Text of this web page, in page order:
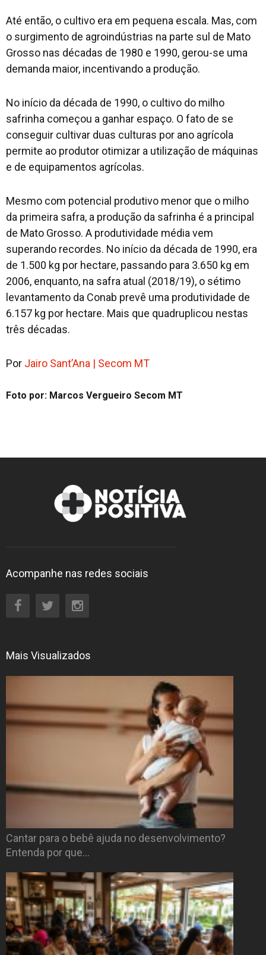
Até então, o cultivo era em pequena escala. Mas, com
o surgimento de agroindústrias na parte sul de Mato
Grosso nas décadas de 1980 e 1990, gerou-se uma
demanda maior, incentivando a produção.
No início da década de 1990, o cultivo do milho
safrinha começou a ganhar espaço. O fato de se
conseguir cultivar duas culturas por ano agrícola
permite ao produtor otimizar a utilização de máquinas
e de equipamentos agrícolas.
Mesmo com potencial produtivo menor que o milho
da primeira safra, a produção da safrinha é a principal
de Mato Grosso. A produtividade média vem
superando recordes. No início da década de 1990, era
de 1.500 kg por hectare, passando para 3.650 kg em
2006, enquanto, na safra atual (2018/19), o sétimo
levantamento da Conab prevê uma produtividade de
6.157 kg por hectare. Mais que quadruplicou nestas
três décadas.
Por Jairo Sant’Ana | Secom MT
Foto por: Marcos Vergueiro Secom MT
Acompanhe nas redes sociais
Mais Visualizados
Cantar para o bebê ajuda no desenvolvimento?
Entenda por que…